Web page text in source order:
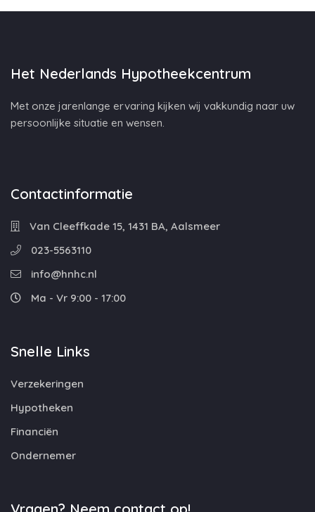
Het Nederlands Hypotheekcentrum
Met onze jarenlange ervaring kijken wij vakkundig naar uw
persoonlijke situatie en wensen.
Contactinformatie
Van Cleeffkade 15, 1431 BA, Aalsmeer
023-5563110
info@hnhc.nl
Ma - Vr 9:00 - 17:00
Snelle Links
Verzekeringen
Hypotheken
Financiën
Ondernemer